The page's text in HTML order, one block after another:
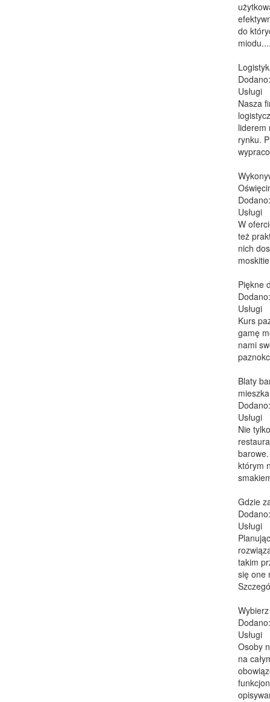
do
Usługi
Nasza
liderem
rynku.
Usługi
W
też
nich
Piękne
Usługi
Kurs
gamę
nami
Blaty
Usługi
Nie
którym
Gdzie
Usługi
takim
się one
Usługi
Osoby
na